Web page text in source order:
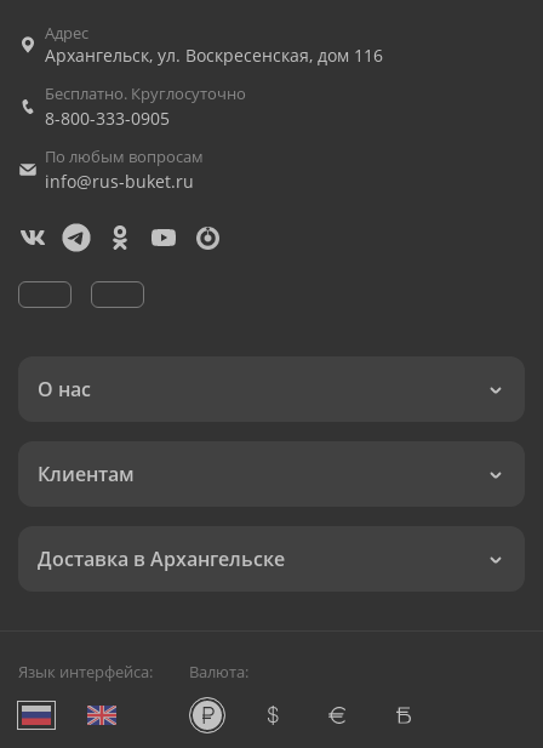
Адрес
Архангельск, ул. Воскресенская, дом 116
Бесплатно. Круглосуточно
8-800-333-0905
По любым вопросам
info@rus-buket.ru
О нас
Клиентам
Доставка в Архангельске
Язык интерфейса: Валюта: